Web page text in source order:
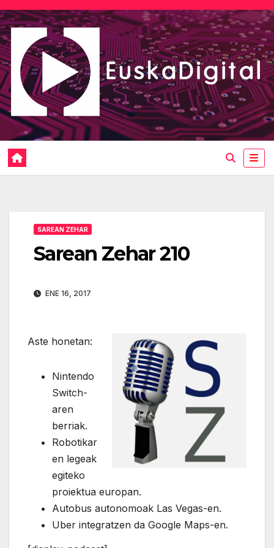
Saltar
al
contenido
SAREAN ZEHAR
Sarean Zehar 210
ENE 16, 2017
Aste honetan:
Nintendo
Switch-
aren
berriak.
Robotikar
en legeak
egiteko
proiektua europan.
Autobus autonomoak Las Vegas-en.
Uber integratzen da Google Maps-en.